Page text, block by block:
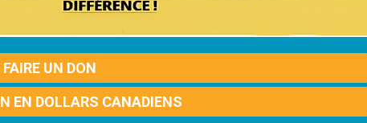
FAIRE UN DON
EN DOLLARS CANADIENS